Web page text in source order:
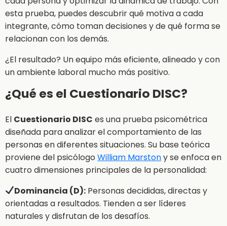
esta prueba, puedes descubrir qué motiva a cada
integrante, cómo toman decisiones y de qué forma se
relacionan con los demás.
¿El resultado? Un equipo más eficiente, alineado y con
un ambiente laboral mucho más positivo.
¿Qué es el Cuestionario DISC?
El Cuestionario DISC es una prueba psicométrica
diseñada para analizar el comportamiento de las
personas en diferentes situaciones. Su base teórica
proviene del psicólogo William Marstony se enfoca en
cuatro dimensiones principales de la personalidad:
Dominancia (D): Personas decididas, directas y
orientadas a resultados. Tienden a ser líderes
naturales y disfrutan de los desafíos.